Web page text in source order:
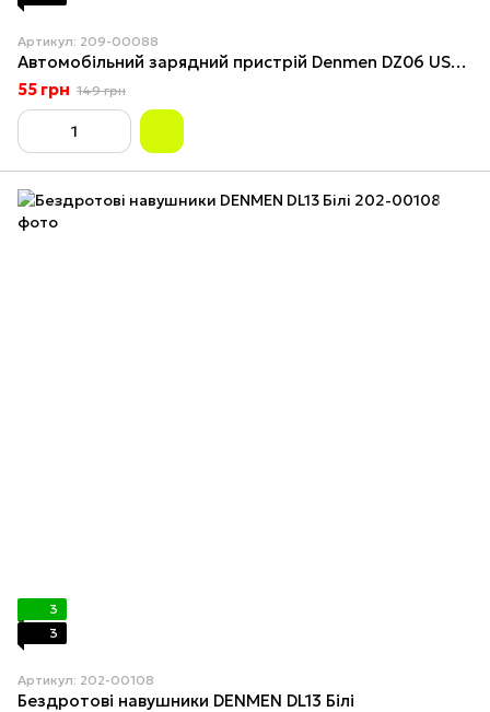
Артикул: 209-00088
Автомобільний зарядний пристрій Denmen DZ06 USB QC 3.0 18W Чорний
55 грн 149 грн
3
3
Артикул: 202-00108
Бездротові навушники DENMEN DL13 Білі